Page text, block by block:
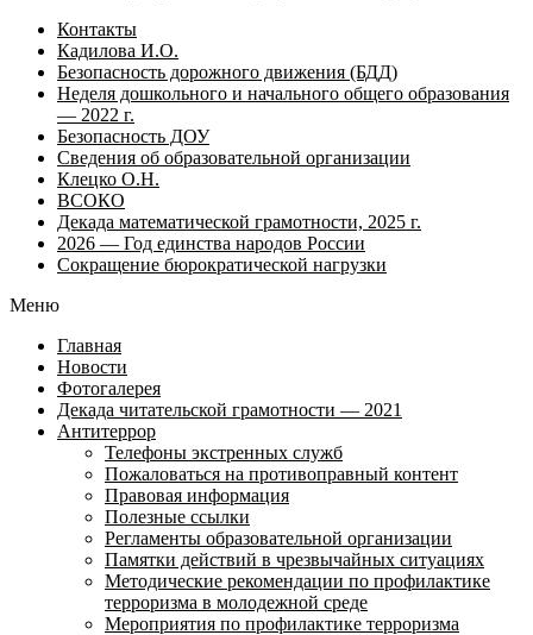
Контакты
Кадилова И.О.
Безопасность дорожного движения (БДД)
Неделя дошкольного и начального общего образования
— 2022 г.
Безопасность ДОУ
Сведения об образовательной организации
Клецко О.Н.
ВСОКО
Декада математической грамотности, 2025 г.
2026 — Год единства народов России
Сокращение бюрократической нагрузки
Меню
Главная
Новости
Фотогалерея
Декада читательской грамотности — 2021
Антитеррор
Телефоны экстренных служб
Пожаловаться на противоправный контент
Правовая информация
Полезные ссылки
Регламенты образовательной организации
Памятки действий в чрезвычайных ситуациях
Методические рекомендации по профилактике
терроризма в молодежной среде
Мероприятия по профилактике терроризма